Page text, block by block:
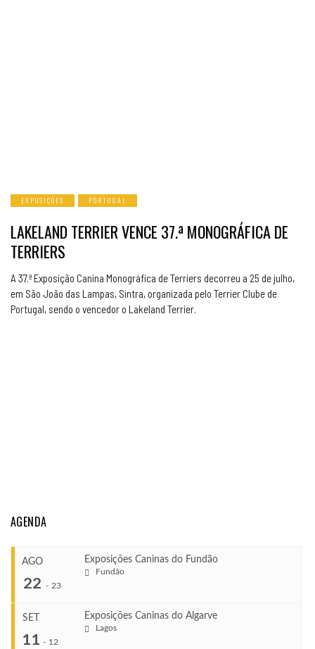
EXPOSIÇÕES PORTUGAL
LAKELAND TERRIER VENCE 37.ª MONOGRÁFICA DE
TERRIERS
A 37.ª Exposição Canina Monográfica de Terriers decorreu a 25 de julho,
em São João das Lampas, Sintra, organizada pelo Terrier Clube de
Portugal, sendo o vencedor o Lakeland Terrier.
AGENDA
AGO
22 - 23
Exposições Caninas do Fundão
Fundão
SET
11 - 12
Exposições Caninas do Algarve
Lagos